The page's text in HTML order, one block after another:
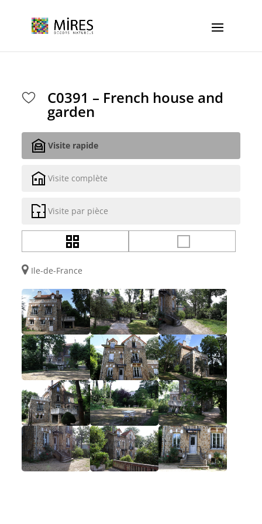
C0391 – French house and
garden
Visite rapide
Visite complète
Visite par pièce
Ile-de-France